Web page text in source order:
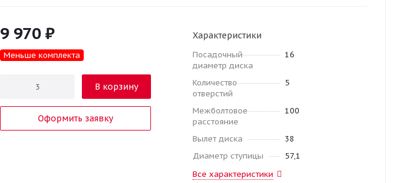
9 970 ₽
Меньше комплекта
В корзину
Оформить заявку
Характеристики
Посадочный
диаметр диска
16
Количество
отверстий
5
Межболтовое
расстояние
100
Вылет диска
38
Диаметр ступицы
57,1
Все характеристики